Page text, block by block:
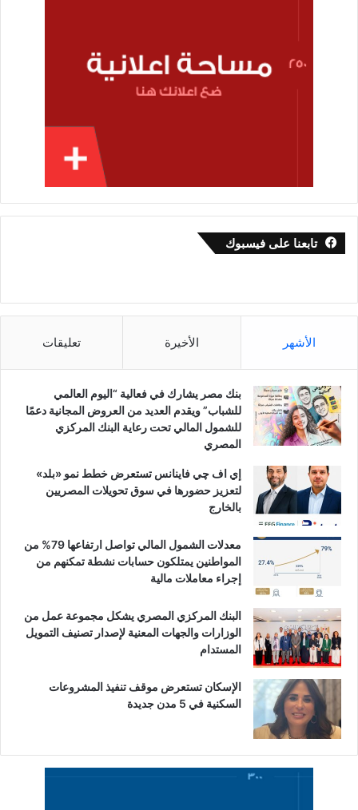
تابعنا على فيسبوك
الأشهر الأخيرة تعليقات
بنك مصر يشارك في فعالية “اليوم العالمي
للشباب” ويقدم العديد من العروض المجانية دعمًا
للشمول المالي تحت رعاية البنك المركزي
المصري
إي اف چي فاينانس تستعرض خطط نمو «بلد»
لتعزيز حضورها في سوق تحويلات المصريين
بالخارج
معدلات الشمول المالي تواصل ارتفاعها 79% من
المواطنين يمتلكون حسابات نشطة تمكنهم من
إجراء معاملات مالية
البنك المركزي المصري يشكل مجموعة عمل من
الوزارات والجهات المعنية لإصدار تصنيف التمويل
المستدام
الإسكان تستعرض موقف تنفيذ المشروعات
السكنية في 5 مدن جديدة